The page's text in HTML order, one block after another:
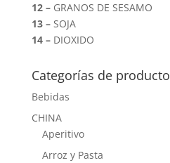
12 –GRANOS DE SESAMO
13 –SOJA
14 –DIOXIDO
Categorías de producto
Bebidas
CHINA
Aperitivo
Arroz y Pasta